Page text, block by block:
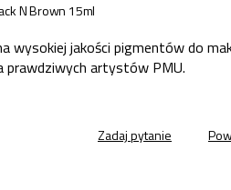
N Brown 15ml
wysokiej jakości pigmentów do
artystów PMU.
Zadaj pytanie